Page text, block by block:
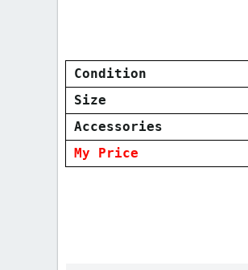
Condition
Size
Accessories
My Price